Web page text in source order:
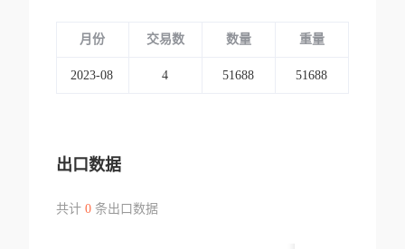
月份 交易数 数量 重量
2023-08 4 51688 51688
出口数据
共计 0条出口数据